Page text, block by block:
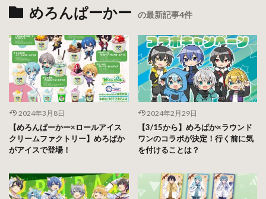
めろんぱーかー の最新記事4件
2024年3月8日
【めろんぱーかー×ロールアイス
クリームファクトリー】めろぱか
がアイスで登場！
2024年2月29日
【3/15から】めろぱか×ラウンド
ワンのコラボが決定！行く前に気
を付けることは？